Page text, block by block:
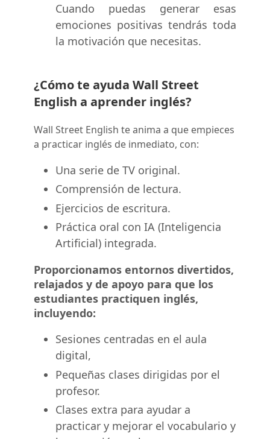
Cuando puedas generar esas
emociones positivas tendrás toda
la motivación que necesitas.
¿Cómo te ayuda Wall Street
English a aprender inglés?
Wall Street English te anima a que empieces
a practicar inglés de inmediato, con:
Una serie de TV original.
Comprensión de lectura.
Ejercicios de escritura.
Práctica oral con IA (Inteligencia
Artificial) integrada.
Proporcionamos entornos divertidos,
relajados y de apoyo para que los
estudiantes practiquen inglés,
incluyendo:
Sesiones centradas en el aula
digital,
Pequeñas clases dirigidas por el
profesor.
Clases extra para ayudar a
practicar y mejorar el vocabulario y